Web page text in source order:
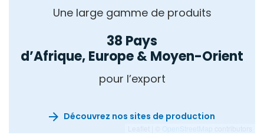
Une large gamme de produits
38 Pays
d’Afrique, Europe & Moyen-Orient
pour l’export
Découvrez nos sites de production